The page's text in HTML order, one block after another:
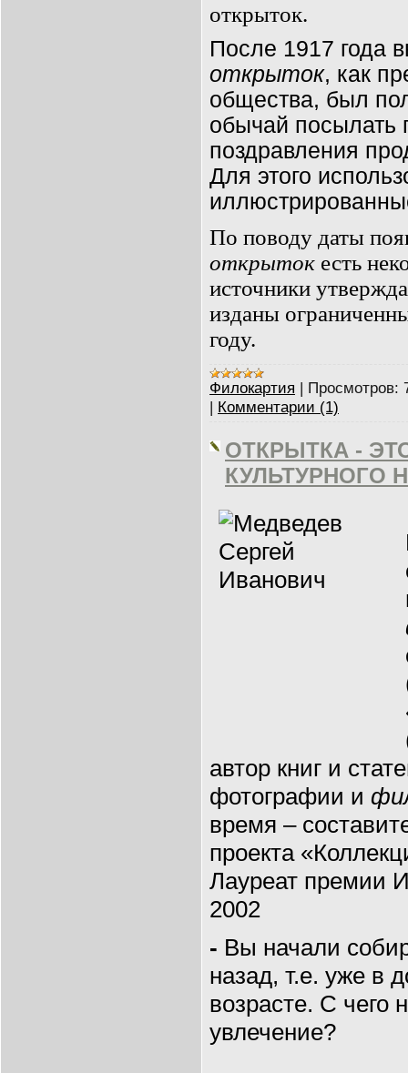
открыток.
После 1917 года
открыток, как
общества, был
обычай посылать
поздравления
Для этого
По поводу даты
открыток есть
источники
изданы
году.
Филокартия | Просмотров:
| Комментарии (1)
ОТКРЫТКА -
КУЛЬТУРНОГО
автор книг и
фотографии и
время –
проекта
Лауреат премии
2002
- Вы начали
назад, т.е. уже в
возрасте. С чего
увлечение?